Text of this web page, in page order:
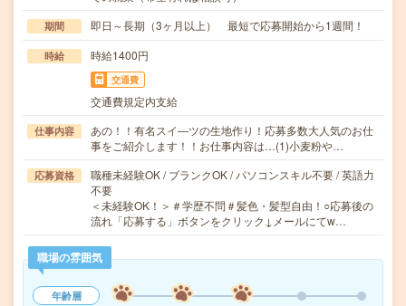
期間 即日～長期（3ヶ月以上） 最短で応募開始から1週間！
時給 時給1400円
交通費
交通費規定内支給
仕事内容
あの！！有名スイ―ツの生地作り！応募多数大人気のお仕
事をご紹介します！！お仕事内容は…(1)小麦粉や…
応募資格
職種未経験OK / ブランクOK / パソコンスキル不要 / 英語力
不要
＜未経験OK！＞＃学歴不問＃髪色・髪型自由！○応募後の
流れ「応募する」ボタンをクリック↓メールにてw…
職場の雰囲気
年齢層